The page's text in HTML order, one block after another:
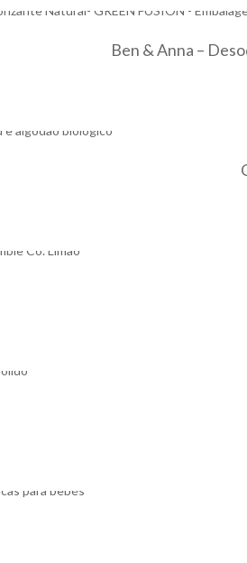
Ben & Anna –